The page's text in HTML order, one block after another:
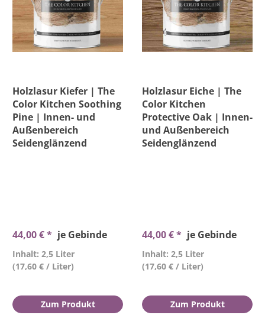
Holzlasur Kiefer | The
Color Kitchen Soothing
Pine | Innen- und
Außenbereich
Seidenglänzend
44,00 € * je Gebinde
Inhalt: 2,5 Liter
(17,60 € / Liter)
Zum Produkt
Holzlasur Eiche | The
Color Kitchen
Protective Oak | Innen-
und Außenbereich
Seidenglänzend
44,00 € * je Gebinde
Inhalt: 2,5 Liter
(17,60 € / Liter)
Zum Produkt